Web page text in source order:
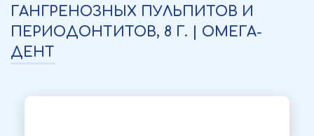
ГАНГРЕНОЗНЫХ ПУЛЬПИТОВ И
ПЕРИОДОНТИТОВ, 8 Г. | ОМЕГА-
ДЕНТ